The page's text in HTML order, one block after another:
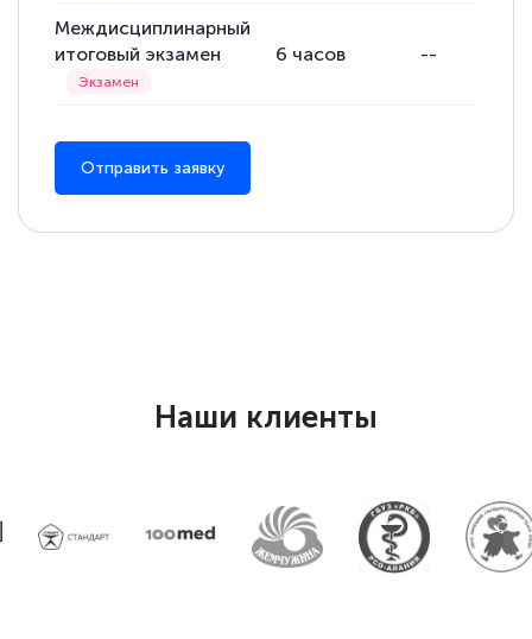
Междисциплинарный
итоговый экзамен
6 часов --
Отправить заявку
Наши клиенты